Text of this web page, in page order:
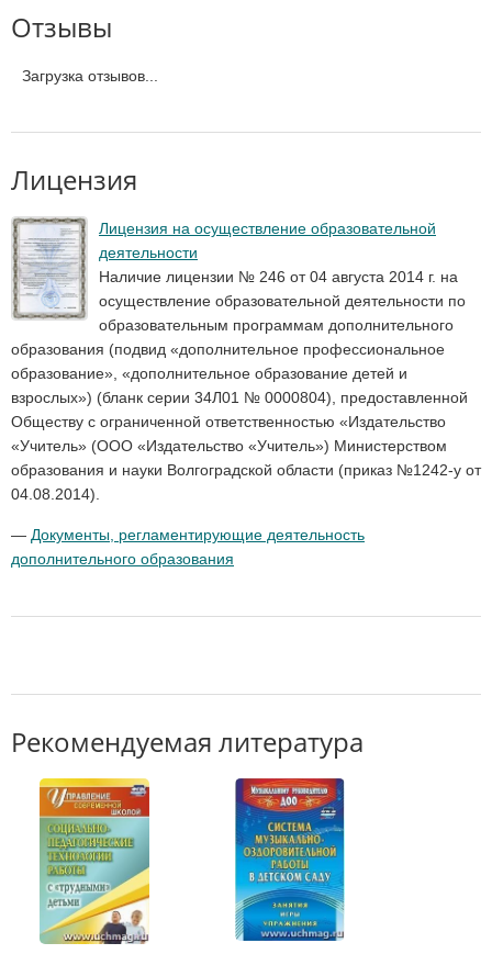
Отзывы
Загрузка отзывов...
Лицензия
Лицензия на осуществление образовательной
деятельности
Наличие лицензии № 246 от 04 августа 2014 г. на
осуществление образовательной деятельности по
образовательным программам дополнительного
образования (подвид «дополнительное профессиональное
образование», «дополнительное образование детей и
взрослых») (бланк серии 34Л01 № 0000804), предоставленной
Обществу с ограниченной ответственностью «Издательство
«Учитель» (ООО «Издательство «Учитель») Министерством
образования и науки Волгоградской области (приказ №1242-у от
04.08.2014).
— Документы, регламентирующие деятельность
дополнительного образования
Рекомендуемая литература